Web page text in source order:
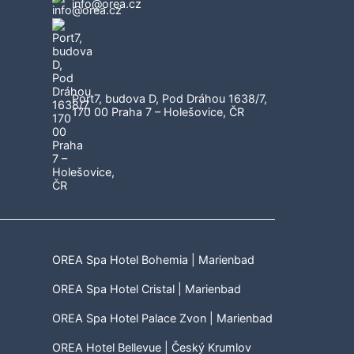
info@orea.cz
Port7, budova D, Pod Dráhou 1638/7,
170 00 Praha 7 – Holešovice, ČR
OREA Spa Hotel Bohemia | Marienbad
OREA Spa Hotel Cristal | Marienbad
OREA Spa Hotel Palace Zvon | Marienbad
OREA Hotel Bellevue | Český Krumlov